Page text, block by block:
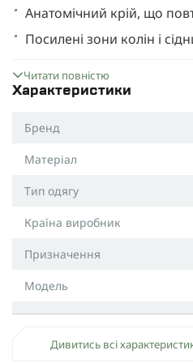
Анатомічний крій, що
Посилені зони колін і
Зручна поясна зона,
ПЕРЕВАГИ:
Оптимальний баланс
Дихаючий матеріал —
Ергономічна посадка, що
Читати повністю
Характеристики
Бренд
Матеріал
Тип одягу
Країна виробник
Призначення
Модель
Сезон
СтатьДивитись всі